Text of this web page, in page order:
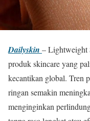
Dailyskin – Lightweight
produk skincare yang
kecantikan global. Tren
ringan semakin
menginginkan